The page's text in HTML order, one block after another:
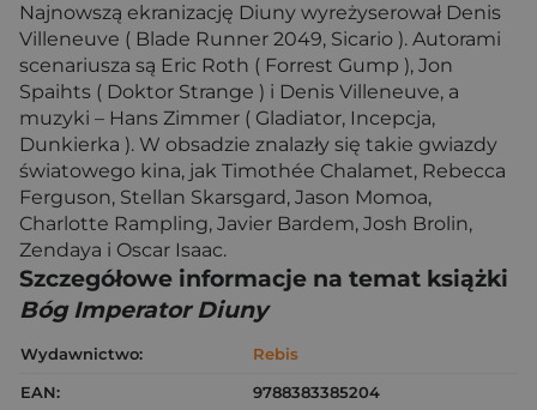
Najnowszą ekranizację Diuny wyreżyserował Denis
Villeneuve ( Blade Runner 2049, Sicario ). Autorami
scenariusza są Eric Roth ( Forrest Gump ), Jon
Spaihts ( Doktor Strange ) i Denis Villeneuve, a
muzyki – Hans Zimmer ( Gladiator, Incepcja,
Dunkierka ). W obsadzie znalazły się takie gwiazdy
światowego kina, jak Timothée Chalamet, Rebecca
Ferguson, Stellan Skarsgard, Jason Momoa,
Charlotte Rampling, Javier Bardem, Josh Brolin,
Zendaya i Oscar Isaac.
Szczegółowe informacje na temat książki
Bóg Imperator Diuny
Wydawnictwo:
Rebis
EAN:
9788383385204